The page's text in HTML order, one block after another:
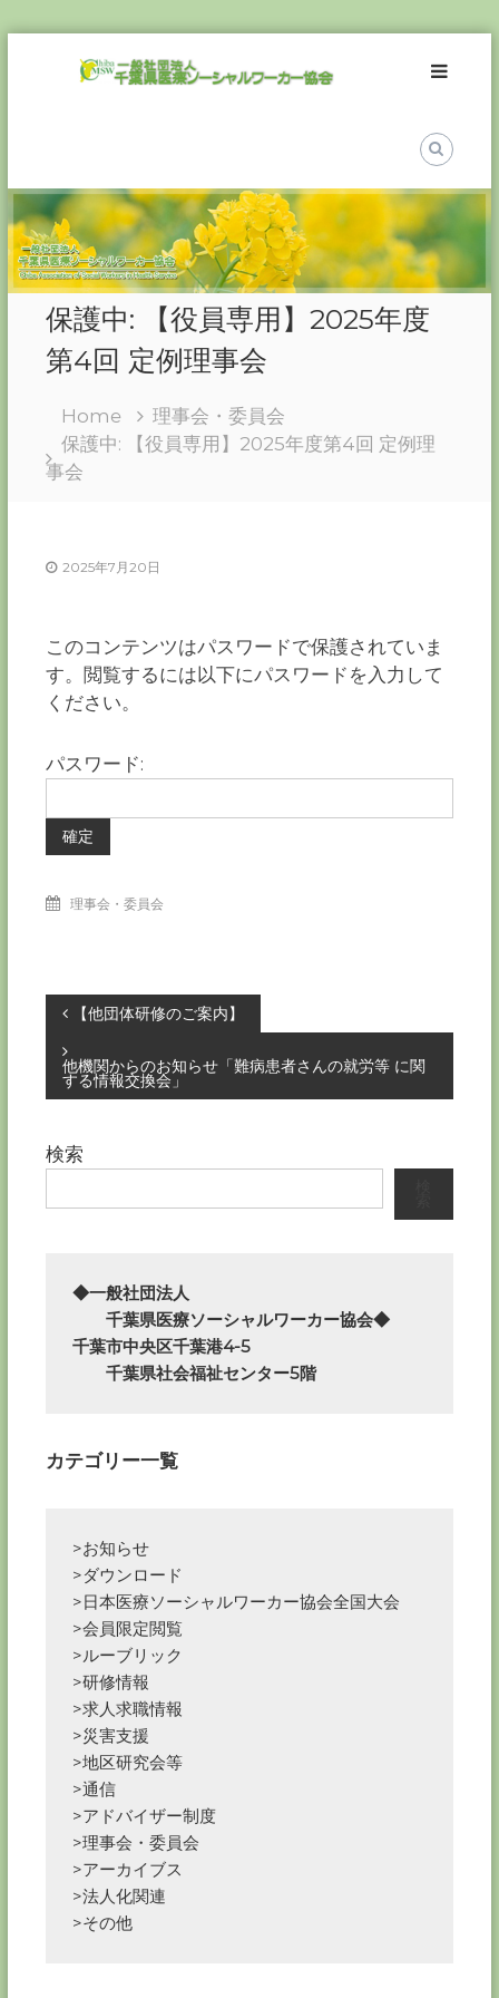
一
般
人
千
葉
県
医
療
ソ
ー
シ
ャ
ル
ワ
ー
－
な
ぐ
る
千
力
保護中: 【役員専用】2025年度
第4回 定例理事会
Home
理事会・委員会
保護中: 【役員専用】2025年度第4回 定例理
事会
2025年7月20日
このコンテンツはパスワードで保護されていま
す。閲覧するには以下にパスワードを入力して
ください。
パスワード:
理事会・委員会
投
稿
ビ
ゲ
【他団体研修のご案内】
他機関からのお知らせ「難病患者さんの就労等 に関
する情報交換会」
検索
◆一般社団法人
千葉県医療ソーシャルワーカー協会◆
千葉市中央区千葉港4-5
千葉県社会福祉センター5階
カテゴリー一覧
>お知らせ
>ダウンロード
>日本医療ソーシャルワーカー協会全国大会
>会員限定閲覧
>ルーブリック
>研修情報
>求人求職情報
>災害支援
>地区研究会等
>通信
>アドバイザー制度
>理事会・委員会
>アーカイブス
>法人化関連
>その他